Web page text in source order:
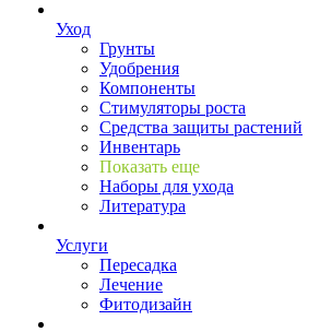
Уход
Грунты
Удобрения
Компоненты
Стимуляторы роста
Средства защиты растений
Инвентарь
Показать еще
Наборы для ухода
Литература
Услуги
Пересадка
Лечение
Фитодизайн